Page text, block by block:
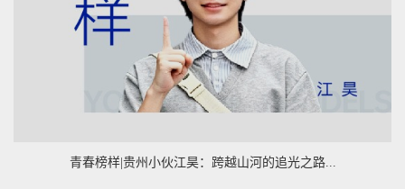
青春榜样|贵州小伙江昊：跨越山河的追光之路...